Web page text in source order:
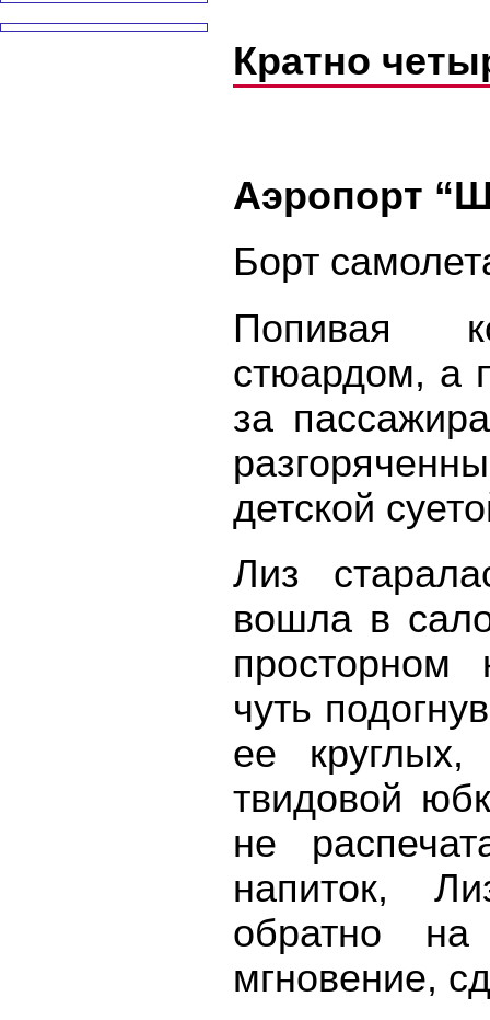
Кратно
Аэропорт
Борт
Попивая
стюардом, а
за
детской
Лиз
вошла в
просторном
чуть
ее круглых,
твидовой
не
напиток,
обратно
мгновение,